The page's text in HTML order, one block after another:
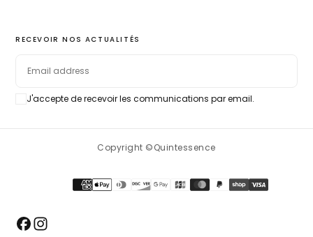
RECEVOIR NOS ACTUALITÉS
J'accepte de recevoir les communications par email.
Copyright ©Quintessence
Payment